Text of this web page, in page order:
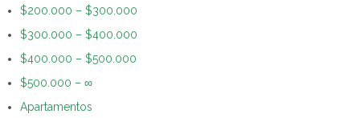
$200.000 – $300.000
$300.000 – $400.000
$400.000 – $500.000
$500.000 – ∞
Apartamentos